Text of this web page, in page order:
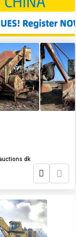
dk